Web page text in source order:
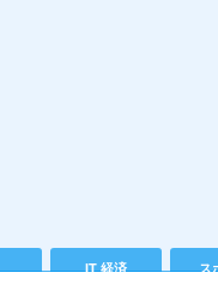
IT 経済 ス